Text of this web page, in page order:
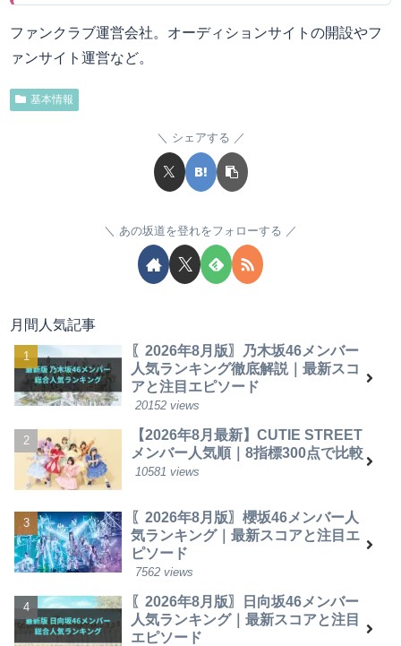
ファンクラブ運営会社。オーディションサイトの開設やフ
ァンサイト運営など。
基本情報
シェアする
あの坂道を登れをフォローする
月間人気記事
〖2026年8月版〗乃木坂46メンバー
人気ランキング徹底解説｜最新スコ
アと注目エピソード
20152 views
【2026年8月最新】CUTIE STREET
メンバー人気順｜8指標300点で比較
10581 views
〖2026年8月版〗櫻坂46メンバー人
気ランキング｜最新スコアと注目エ
ピソード
7562 views
〖2026年8月版〗日向坂46メンバー
人気ランキング｜最新スコアと注目
エピソード